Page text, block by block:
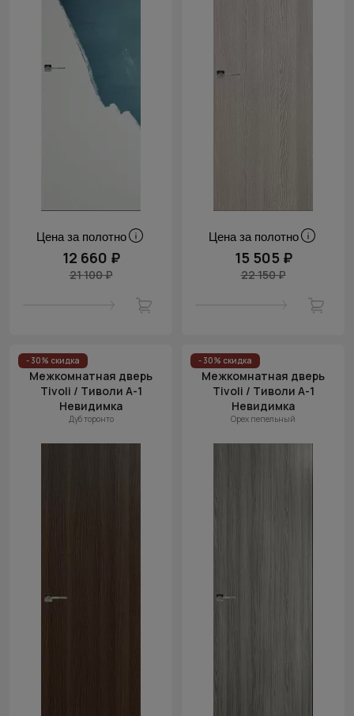
Цена за полотно
12 660 ₽
21 100 ₽
Цена за полотно
15 505 ₽
22 150 ₽
- 30% скидка
Межкомнатная дверь
Tivoli / Тиволи А-1
Невидимка
Дуб торонто
- 30% скидка
Межкомнатная дверь
Tivoli / Тиволи А-1
Невидимка
Орех пепельный